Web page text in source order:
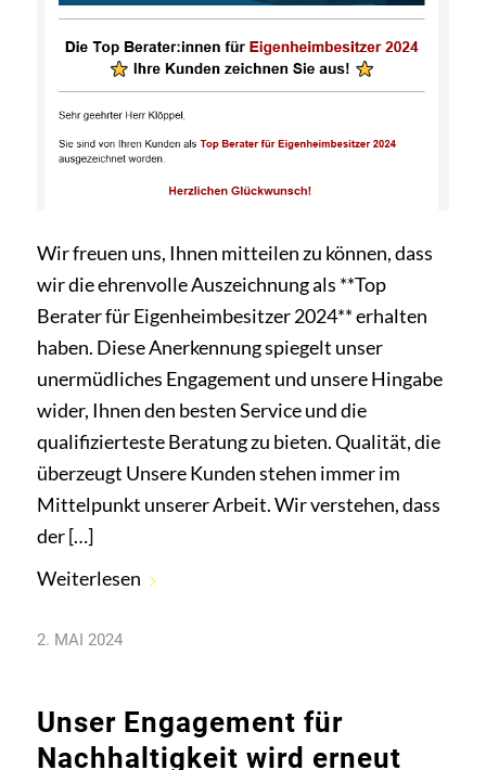
Wir freuen uns, Ihnen mitteilen zu können, dass
wir die ehrenvolle Auszeichnung als **Top
Berater für Eigenheimbesitzer 2024** erhalten
haben. Diese Anerkennung spiegelt unser
unermüdliches Engagement und unsere Hingabe
wider, Ihnen den besten Service und die
qualifizierteste Beratung zu bieten. Qualität, die
überzeugt Unsere Kunden stehen immer im
Mittelpunkt unserer Arbeit. Wir verstehen, dass
der […]
Weiterlesen
2. MAI 2024
Unser Engagement für
Nachhaltigkeit wird erneut